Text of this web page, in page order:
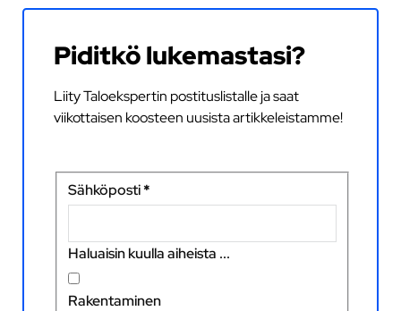
Piditkö lukemastasi?
Liity Taloekspertin postituslistalle ja saat
viikottaisen koosteen uusista artikkeleistamme!
Sähköposti*
Haluaisin kuulla aiheista ...
Rakentaminen